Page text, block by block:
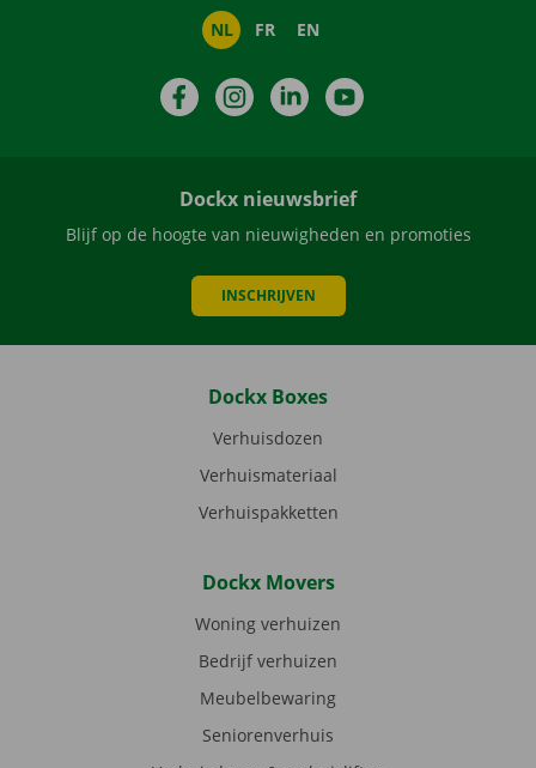
NL FR EN
FacebookInstagramLinkedIn
Dockx nieuwsbrief
Blijf op de hoogte van nieuwigheden en promoties
INSCHRIJVEN
Dockx Boxes
Verhuisdozen
Verhuismateriaal
Verhuispakketten
Dockx Movers
Woning verhuizen
Bedrijf verhuizen
Meubelbewaring
Seniorenverhuis